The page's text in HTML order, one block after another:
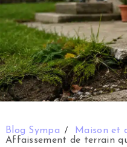
Blog Sympa
Maison et
Affaissement de terrain